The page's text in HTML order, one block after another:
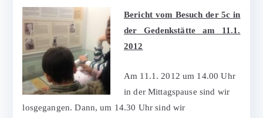
Bericht vom Besuch der 5c in
der Gedenkstätte am 11.1.
2012
Am 11.1. 2012 um 14.00 Uhr
in der Mittagspause sind wir
losgegangen. Dann, um 14.30 Uhr sind wir